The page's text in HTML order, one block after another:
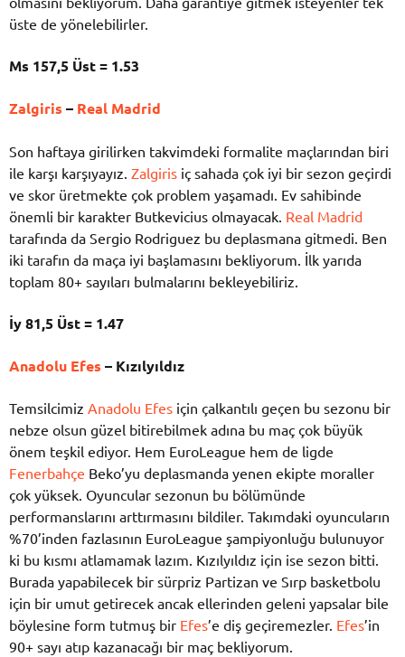
üste de yönelebilirler.
Ms 157,5 Üst = 1.53
Zalgiris – Real Madrid
Son haftaya girilirken takvimdeki formalite maçlarından biri
ile karşı karşıyayız. Zalgiris iç sahada çok iyi bir sezon geçirdi
ve skor üretmekte çok problem yaşamadı. Ev sahibinde
önemli bir karakter Butkevicius olmayacak. Real Madrid
tarafında da Sergio Rodriguez bu deplasmana gitmedi. Ben
iki tarafın da maça iyi başlamasını bekliyorum. İlk yarıda
toplam 80+ sayıları bulmalarını bekleyebiliriz.
İy 81,5 Üst = 1.47
Anadolu Efes – Kızılyıldız
Temsilcimiz Anadolu Efes için çalkantılı geçen bu sezonu bir
nebze olsun güzel bitirebilmek adına bu maç çok büyük
önem teşkil ediyor. Hem EuroLeague hem de ligde
Fenerbahçe Beko’yu deplasmanda yenen ekipte moraller
çok yüksek. Oyuncular sezonun bu bölümünde
performanslarını arttırmasını bildiler. Takımdaki oyuncuların
%70’inden fazlasının EuroLeague şampiyonluğu bulunuyor
ki bu kısmı atlamamak lazım. Kızılyıldız için ise sezon bitti.
Burada yapabilecek bir sürpriz Partizan ve Sırp basketbolu
için bir umut getirecek ancak ellerinden geleni yapsalar bile
böylesine form tutmuş bir Efes’e diş geçiremezler. Efes’in
90+ sayı atıp kazanacağı bir maç bekliyorum.